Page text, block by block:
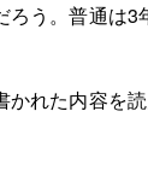
ろう。普通は3
かれた内容を